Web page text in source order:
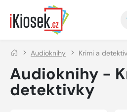
Přejít na hlavní obsah
Audioknihy Krimi a
Audioknihy -
detektivky